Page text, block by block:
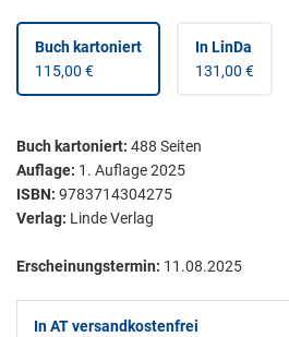
Buch kartoniert
115,00 €
In LinDa
131,00 €
Buch kartoniert: 488 Seiten
Auflage: 1. Auflage 2025
ISBN: 9783714304275
Verlag: Linde Verlag
Erscheinungstermin: 11.08.2025
In AT versandkostenfrei